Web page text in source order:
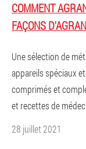
COMMENT
FAÇONS
Une sélection de
appareils spéciaux
comprimés et
et recettes de
28 juillet 2021